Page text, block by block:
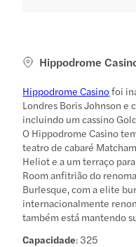
Hippodrome
Hippodrome Casinofoi
Londres Boris Johnson e
incluindo um cassino
O Hippodrome Casino
teatro de cabaré
Heliot e a um terraço
Room anfitrião do
Burlesque, com a elite
internacionalmente
também está mantendo
Capacidade: 325